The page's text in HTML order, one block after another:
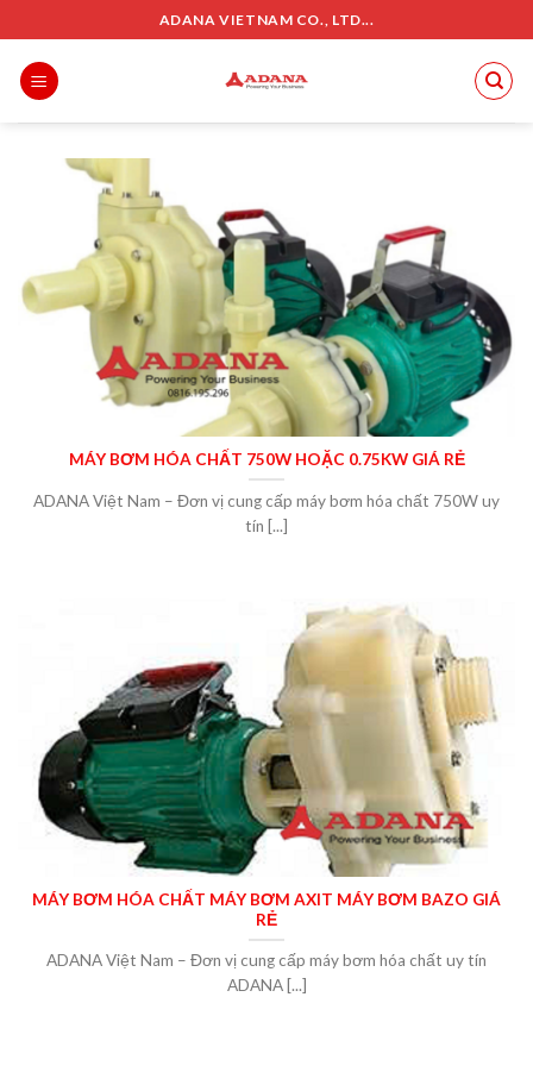
to
content
ADANA VIETNAM CO., LTD...
MÁY BƠM HÓA CHẤT 750W HOẶC 0.75KW GIÁ RẺ
ADANA Việt Nam – Đơn vị cung cấp máy bơm hóa chất 750W uy
tín [...]
MÁY BƠM HÓA CHẤT MÁY BƠM AXIT MÁY BƠM BAZO GIÁ
RẺ
ADANA Việt Nam – Đơn vị cung cấp máy bơm hóa chất uy tín
ADANA [...]